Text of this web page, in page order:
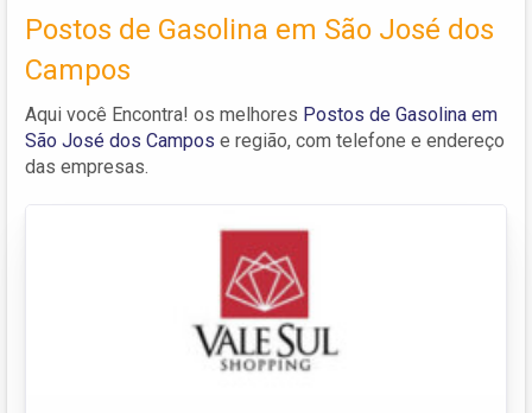
Postos de Gasolina em São José dos
Campos
Aqui você Encontra! os melhores Postos de Gasolina em
São José dos Campos e região, com telefone e endereço
das empresas.